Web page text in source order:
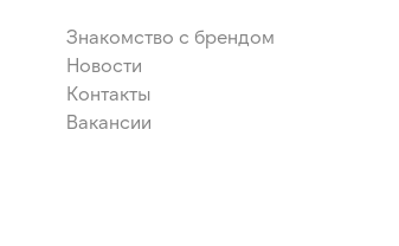
Знакомство с брендом
Новости
Контакты
Вакансии